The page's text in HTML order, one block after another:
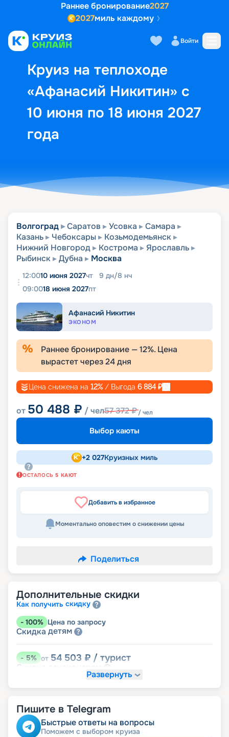
Раннее бронирование2027
2027миль каждому
Войти
Круиз на теплоходе
«Афанасий Никитин» с
10 июня по 18 июня 2027
года
Выбор кают Маршрут и
Волгоград Саратов Усовка
Самара
Казань
Чебоксары
Козьмодемьянск
Нижний Новгород
Кострома
Ярославль
Рыбинск
Дубна Москва
12:0010 июня 2027чт 9 дн/8 нч
09:0018 июня 2027пт
Афанасий Никитин
ЭКОНОМ
Раннее бронирование —12%. Цена
вырастет через24дня
Цена снижена на 12% / Выгода 6 884 ₽
от 50 488 ₽ / чел57 372₽/ чел
Выбор каюты
+2 027Круизных миль
ОСТАЛОСЬ 5 КАЮТ
Добавить в избранное
Моментально оповестим о снижении цены
Поделиться
Дополнительные скидки
Как получить скидку
- 100% Цена по запросу
Скидка детям
-5% от 54 503 ₽ / турист
Скидка
Развернуть
Пишите в Telegram
Быстрые ответы на вопросы
Поможем с выбором круиза